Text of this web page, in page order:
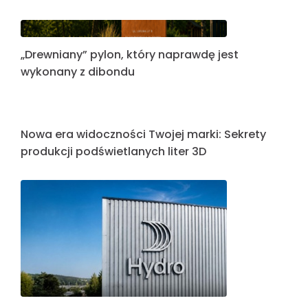
Litery blokowe na konstrukcji
„Drewniany” pylon, który naprawdę jest